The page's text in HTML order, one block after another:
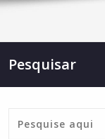
Pesquisar